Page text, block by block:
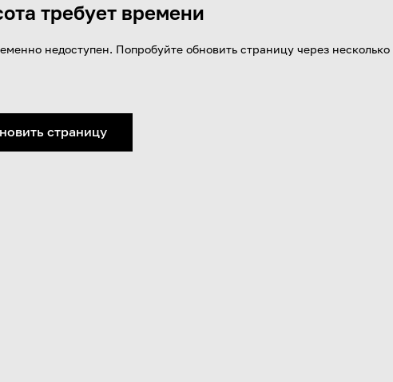
требует времени
недоступен. Попробуйте обновить страницу через несколько
страницу